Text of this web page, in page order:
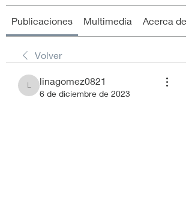
Publicaciones Multimedia Acerca de
Volver
linagomez0821
linagomez0821
6 de diciembre de 2023